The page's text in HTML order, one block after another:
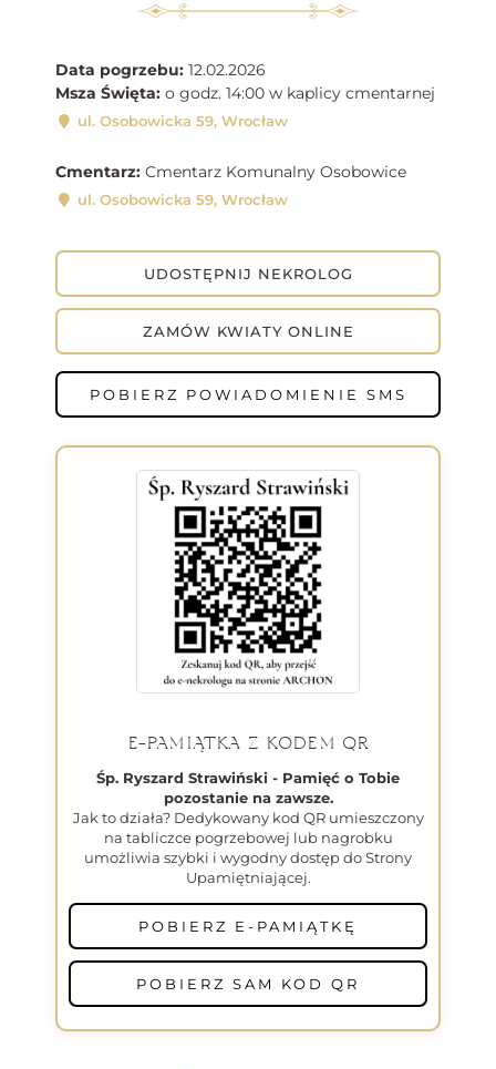
Data pogrzebu: 12.02.2026
Msza Święta: o godz. 14:00 w kaplicy cmentarnej
ul. Osobowicka 59, Wrocław
Cmentarz: Cmentarz Komunalny Osobowice
ul. Osobowicka 59, Wrocław
UDOSTĘPNIJ NEKROLOG
ZAMÓW KWIATY ONLINE
POBIERZ POWIADOMIENIE SMS
E-PAMIĄTKA Z KODEM QR
Śp. Ryszard Strawiński - Pamięć o Tobie
pozostanie na zawsze.
Jak to działa? Dedykowany kod QR umieszczony
na tabliczce pogrzebowej lub nagrobku
umożliwia szybki i wygodny dostęp do Strony
Upamiętniającej.
POBIERZ E-PAMIĄTKĘ
POBIERZ SAM KOD QR